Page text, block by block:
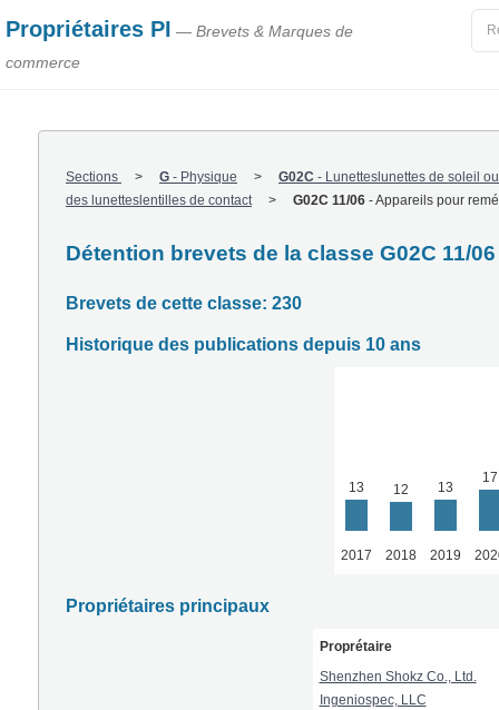
Propriétaires PI — Brevets & Marques de
commerce
Sections G - Physique G02C - Lunetteslunettes de soleil
des lunetteslentilles de contact
G02C 11/06 -Appareils pour
Détention brevets de la classe G02C 11/06
Brevets de cette classe: 230
Historique des publications depuis 10 ans
13 12 13
17
2017 2018 2019
Propriétaires principaux
Proprétaire
Shenzhen Shokz Co., Ltd.
Ingeniospec, LLC